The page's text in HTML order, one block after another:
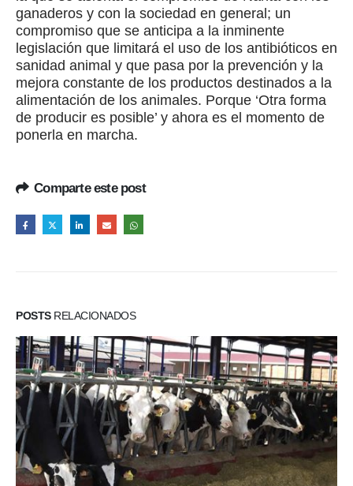
ganaderos y con la sociedad en general; un
compromiso que se anticipa a la inminente
legislación que limitará el uso de los antibióticos en
sanidad animal y que pasa por la prevención y la
mejora constante de los productos destinados a la
alimentación de los animales. Porque ‘Otra forma
de producir es posible’ y ahora es el momento de
ponerla en marcha.
Comparte este post
POSTSRELACIONADOS